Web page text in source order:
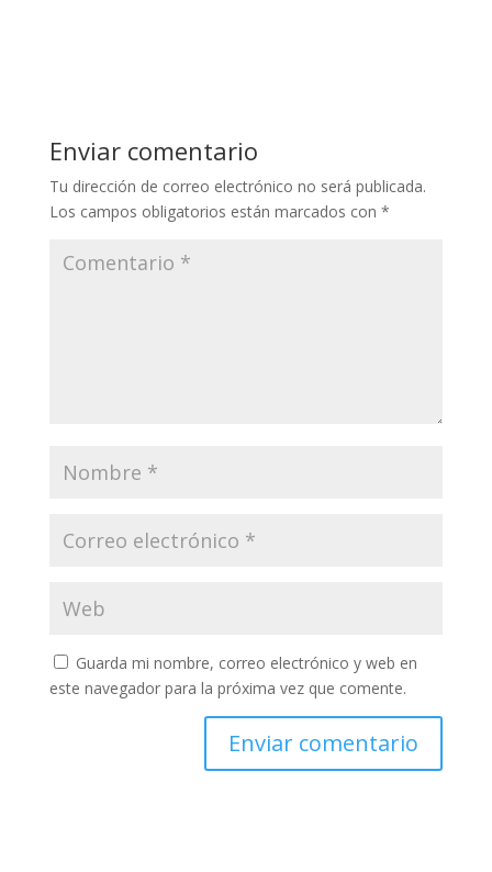
Enviar comentario
Tu dirección de correo electrónico no será publicada.
Los campos obligatorios están marcados con *
Guarda mi nombre, correo electrónico y web en
este navegador para la próxima vez que comente.